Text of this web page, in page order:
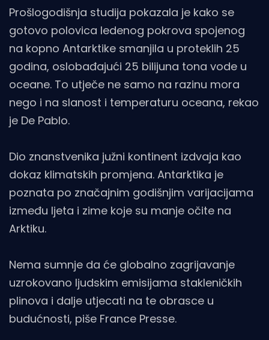
Prošlogodišnja studija pokazala je kako se
gotovo polovica ledenog pokrova spojenog
na kopno Antarktike smanjila u proteklih 25
godina, oslobađajući 25 bilijuna tona vode u
oceane. To utječe ne samo na razinu mora
nego i na slanost i temperaturu oceana, rekao
je De Pablo.
Dio znanstvenika južni kontinent izdvaja kao
dokaz klimatskih promjena. Antarktika je
poznata po značajnim godišnjim varijacijama
između ljeta i zime koje su manje očite na
Arktiku.
Nema sumnje da će globalno zagrijavanje
uzrokovano ljudskim emisijama stakleničkih
plinova i dalje utjecati na te obrasce u
budućnosti, piše France Presse.